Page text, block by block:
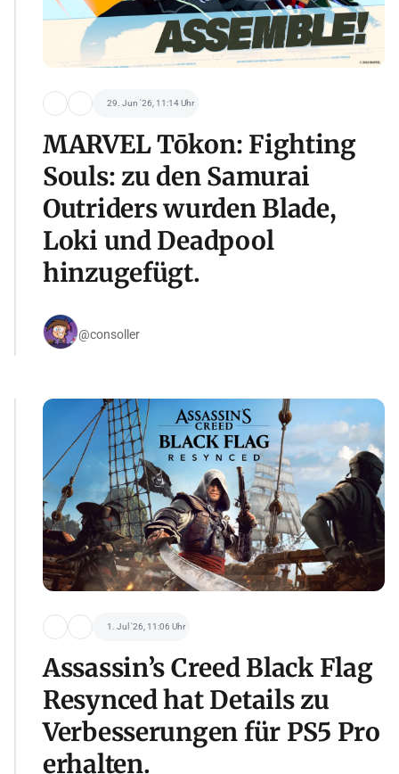
29. Jun '26, 11:14 Uhr
MARVEL Tōkon: Fighting
Souls: zu den Samurai
Outriders wurden Blade,
Loki und Deadpool
hinzugefügt.
@consoller
1. Jul '26, 11:06 Uhr
Assassin’s Creed Black Flag
Resynced hat Details zu
Verbesserungen für PS5 Pro
erhalten.